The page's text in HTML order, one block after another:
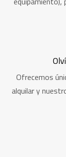
Ofrecemos
alquilar y